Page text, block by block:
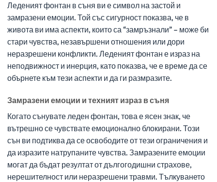
Леденият фонтан в съня ви е символ на застой и
замразени емоции. Той със сигурност показва, че в
живота ви има аспекти, които са “замръзнали” – може би
стари чувства, незавършени отношения или дори
неразрешени конфликти. Леденият фонтан е израз на
неподвижност и инерция, като показва, че е време да се
обърнете към тези аспекти и да ги размразите.
Замразени емоции и техният израз в съня
Когато сънувате леден фонтан, това е ясен знак, че
вътрешно се чувствате емоционално блокирани. Този
сън ви подтиква да се освободите от тези ограничения и
да изразите натрупаните чувства. Замразените емоции
могат да бъдат резултат от дългогодишни страхове,
нерешителност или неразрешени травми. Тълкуването